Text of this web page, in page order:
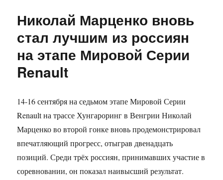
Николай Марценко вновь
стал лучшим из россиян
на этапе Мировой Серии
Renault
14-16 сентября на седьмом этапе Мировой Серии
Renault на трассе Хунгароринг в Венгрии Николай
Марценко во второй гонке вновь продемонстрировал
впечатляющий прогресс, отыграв двенадцать
позиций. Среди трёх россиян, принимавших участие в
соревновании, он показал наивысший результат.